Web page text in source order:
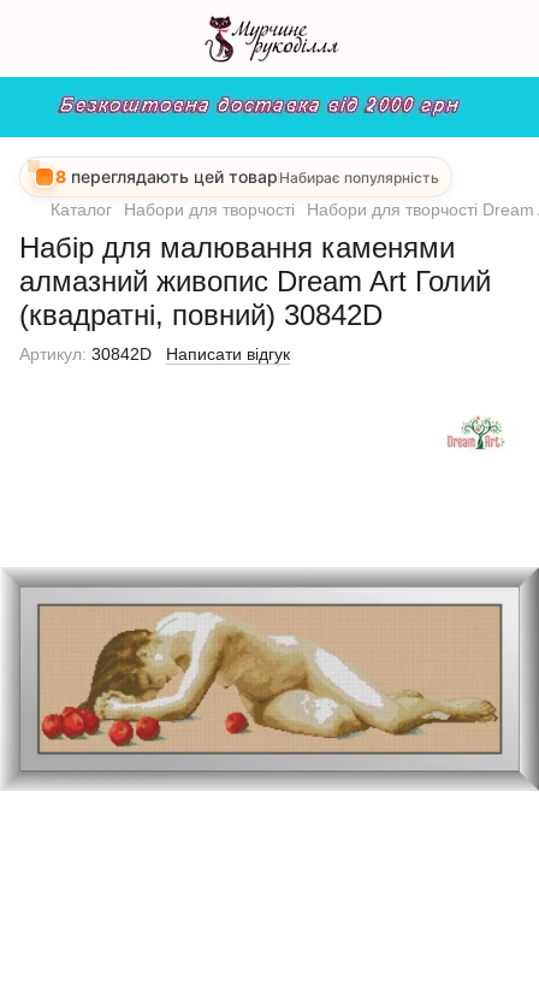
8 переглядають цей товар Набирає популярність
Каталог Набори для творчості Набори для творчості Dream
Набір для малювання каменями
алмазний живопис Dream Art Голий
(квадратні, повний) 30842D
Артикул: 30842D Написати відгук